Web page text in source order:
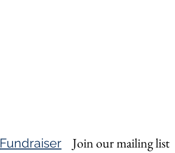
Fundraiser Join our mailing list